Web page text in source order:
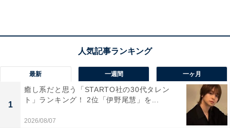
た声が集まりました。
最新 一週間 一ヶ月
1
癒し系だと思う「STARTO社の30代タレン
ト」ランキング！ 2位「伊野尾慧」を...
2026/08/07